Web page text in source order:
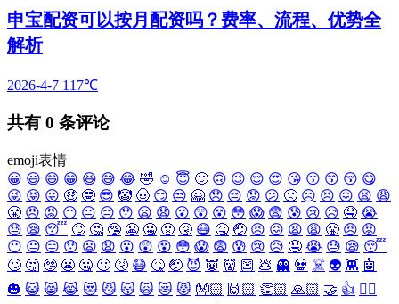
申宝配资可以按月配资吗？费率、流程、优势全
解析
2026-4-7 117℃
共有 0 条评论
emoji表情
😀 😃 😄 😁 😆 😅 😂 🤣 ☺️ 😇 🙂 🙃 😉 😌 😍 😘 😗 😙 😚 😋
😜 😝 😛 🤑 🤓 😎 🤡 🤠 😏 😒 🤗 😞 😔 😟 😕 🙁 ☹️ 😣 😖 😫 😩
😤 😠 😡 😶 😐 😑 😯 😦 😧 😮 😲 😵 😳 😱 😨 😰 😢 😥 🤤 😭
😓 😪 😴 🙄 🤔 🤥 😬 🤐 🤢 🤧 😷 🤒 🤕 😣 😖 😫 😩 😤 😠 😡
😶 😐 😑 😯 😦 😧 😮 😲 😵 😳 😱 😨 😰 😢 😥 🤤 😭 😓 😪 😴
🙄 🤔 🤥 😬 🤐 🤢 🤧 😷 🤒 🤕 😈 👿 👹 👺 💩 👻 💀 ☠️ 👽 👾 🤖
🎃 😺 😸 😹 😻 😼 😽 🙀 😿 😾 👐🏻 🙌🏻 👏🏻 🙏🏻 🤝 👍 👎🏻